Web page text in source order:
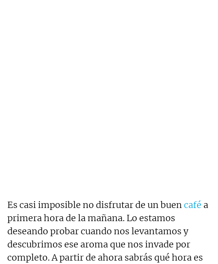
Es casi imposible no disfrutar de un buencafé a
primera hora de la mañana. Lo estamos
deseando probar cuando nos levantamos y
descubrimos ese aroma que nos invade por
completo. A partir de ahora sabrás qué hora es